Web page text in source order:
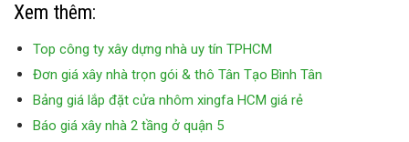
Xem thêm:
Top công ty xây dựng nhà uy tín TPHCM
Đơn giá xây nhà trọn gói & thô Tân Tạo Bình Tân
Bảng giá lắp đặt cửa nhôm xingfa HCM giá rẻ
Báo giá xây nhà 2 tầng ở quận 5